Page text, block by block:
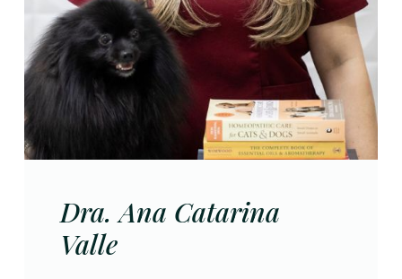
Dra. Ana Catarina
Valle